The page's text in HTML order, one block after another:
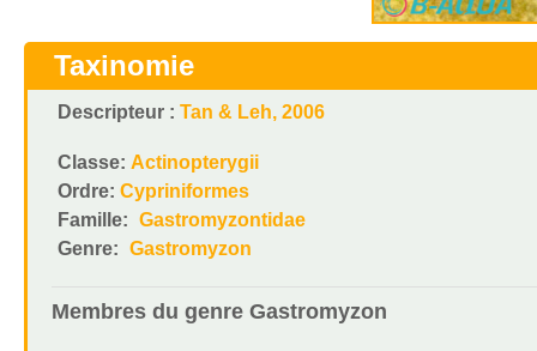
Taxinomie
Descripteur : Tan & Leh, 2006
Classe: Actinopterygii
Ordre: Cypriniformes
Famille: Gastromyzontidae
Genre: Gastromyzon
Membres du genre Gastromyzon